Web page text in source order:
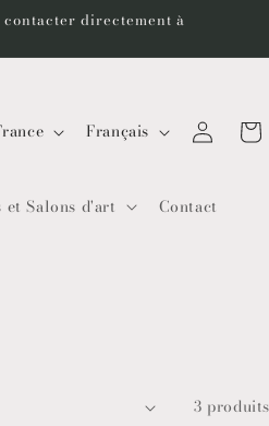
directement à
et Salons d'art Contact
France
L
n
Français ConnexionPanier
3 produits